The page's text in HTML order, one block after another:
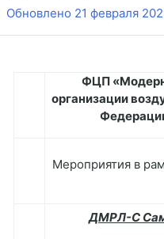
Обновлено 21 февраля
ФЦП
организации
Мероприятия в
ДМРЛ-С